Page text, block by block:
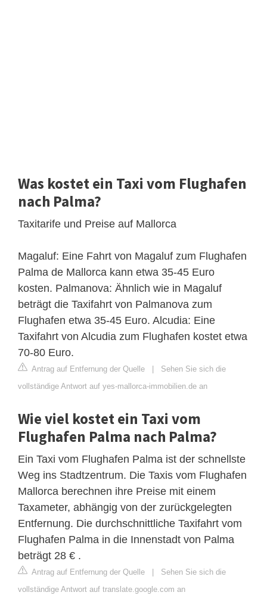
Was kostet ein Taxi vom Flughafen
nach Palma?
Taxitarife und Preise auf Mallorca
Magaluf: Eine Fahrt von Magaluf zum Flughafen
Palma de Mallorca kann etwa 35-45 Euro
kosten. Palmanova: Ähnlich wie in Magaluf
beträgt die Taxifahrt von Palmanova zum
Flughafen etwa 35-45 Euro. Alcudia: Eine
Taxifahrt von Alcudia zum Flughafen kostet etwa
70-80 Euro.
Antrag auf Entfernung der Quelle
Sehen Sie sich die
vollständige Antwort auf yes-mallorca-immobilien.de an
Wie viel kostet ein Taxi vom
Flughafen Palma nach Palma?
Ein Taxi vom Flughafen Palma ist der schnellste
Weg ins Stadtzentrum. Die Taxis vom Flughafen
Mallorca berechnen ihre Preise mit einem
Taxameter, abhängig von der zurückgelegten
Entfernung. Die durchschnittliche Taxifahrt vom
Flughafen Palma in die Innenstadt von Palma
beträgt 28 € .
Antrag auf Entfernung der Quelle
Sehen Sie sich die
vollständige Antwort auf translate.google.com an